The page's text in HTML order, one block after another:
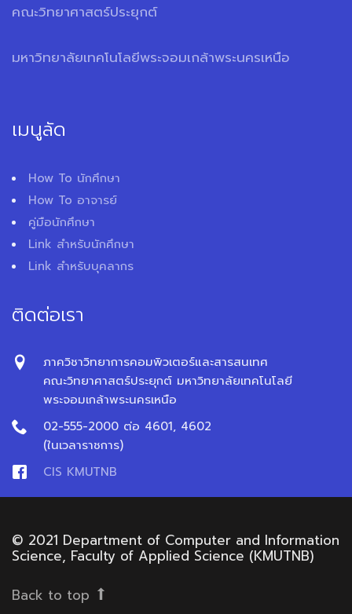
คณะวิทยาศาสตร์ประยุกต์
มหาวิทยาลัยเทคโนโลยีพระจอมเกล้าพระนครเหนือ
เมนูลัด
How To นักศึกษา
How To อาจารย์
คู่มือนักศึกษา
Link สำหรับนักศึกษา
Link สำหรับบุคลากร
ติดต่อเรา
ภาควิชาวิทยาการคอมพิวเตอร์และสารสนเทศ
คณะวิทยาศาสตร์ประยุกต์ มหาวิทยาลัยเทคโนโลยี
พระจอมเกล้าพระนครเหนือ
02-555-2000 ต่อ 4601, 4602
(ในเวลาราชการ)
CIS KMUTNB
© 2021 Department of Computer and Information
Science, Faculty of Applied Science (KMUTNB)
Back to top